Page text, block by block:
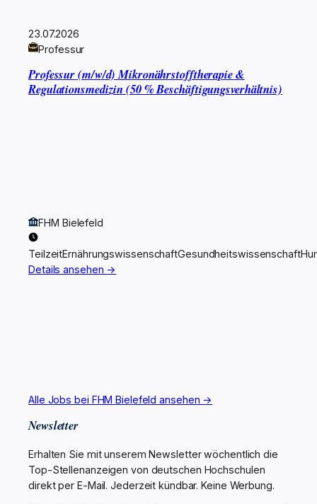
23.07.2026
Professur
Professur (m/w/d) Mikronährstofftherapie &
Regulationsmedizin (50 % Beschäftigungsverhältnis)
FHM Bielefeld
TeilzeitErnährungswissenschaftGesundheitswissenschaft
Details ansehen →
Alle Jobs bei FHM Bielefeld ansehen →
Newsletter
Erhalten Sie mit unserem Newsletter wöchentlich die
Top-Stellenanzeigen von deutschen Hochschulen
direkt per E-Mail. Jederzeit kündbar. Keine Werbung.